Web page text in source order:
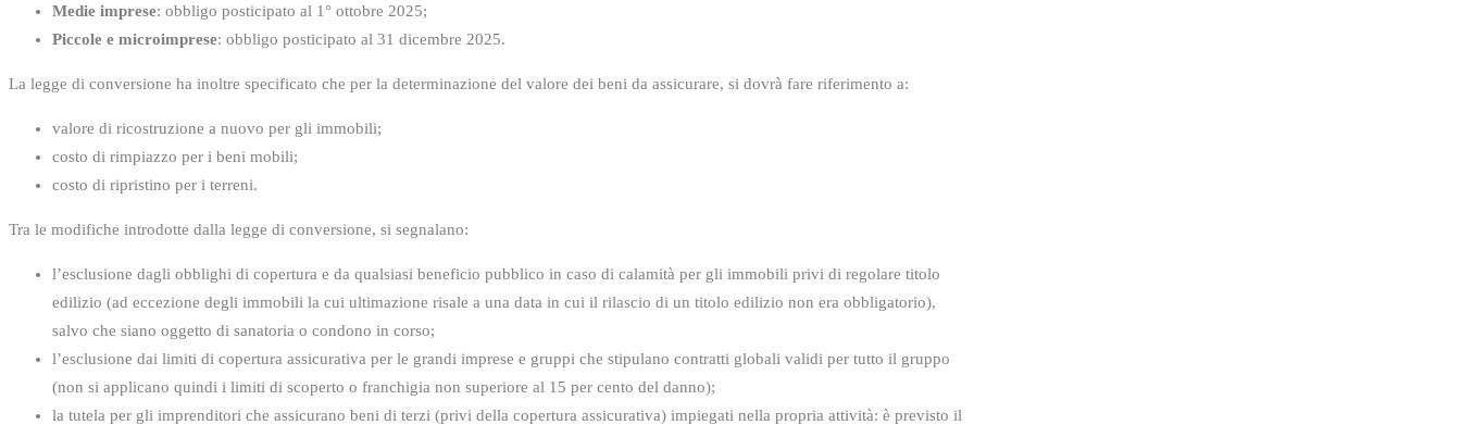
Medie imprese: obbligo posticipato al 1° ottobre 2025;
Piccole e microimprese: obbligo posticipato al 31 dicembre 2025.
La legge di conversione ha inoltre specificato che per la determinazione del valore dei beni da assicurare, si dovrà fare riferimento a:
valore di ricostruzione a nuovo per gli immobili;
costo di rimpiazzo per i beni mobili;
costo di ripristino per i terreni.
Tra le modifiche introdotte dalla legge di conversione, si segnalano:
l’esclusione dagli obblighi di copertura e da qualsiasi beneficio pubblico in caso di calamità per gli immobili privi di regolare titolo
edilizio (ad eccezione degli immobili la cui ultimazione risale a una data in cui il rilascio di un titolo edilizio non era obbligatorio),
salvo che siano oggetto di sanatoria o condono in corso;
l’esclusione dai limiti di copertura assicurativa per le grandi imprese e gruppi che stipulano contratti globali validi per tutto il gruppo
(non si applicano quindi i limiti di scoperto o franchigia non superiore al 15 per cento del danno);
la tutela per gli imprenditori che assicurano beni di terzi (privi della copertura assicurativa) impiegati nella propria attività: è previsto il